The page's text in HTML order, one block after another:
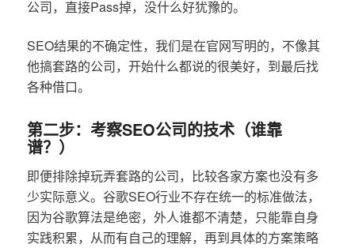
公司，直接Pass掉，没什么好犹豫的。
SEO结果的不确定性，我们是在官网写明的，不像其
他搞套路的公司，开始什么都说的很美好，到最后找
各种借口。
第二步：考察SEO公司的技术（谁靠
谱？）
即便排除掉玩弄套路的公司，比较各家方案也没有多
少实际意义。谷歌SEO行业不存在统一的标准做法，
因为谷歌算法是绝密，外人谁都不清楚，只能靠自身
实践积累，从而有自己的理解，再到具体的方案策略